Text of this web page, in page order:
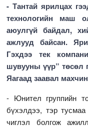
- Тантай ярилцах
технологийн маш
аюулгүй байдал,
ажлууд байсан.
Гэхдээ тек
шувууны үүр” төсөл
Яагаад заавал
- Юнител группийн
бүхэлдээ, тэр
чиглэл болгож